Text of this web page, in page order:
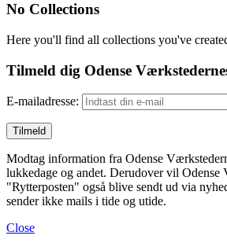
No Collections
Here you'll find all collections you've
Tilmeld dig Odense
E-mailadresse:
Modtag information fra Odense
lukkedage og andet. Derudover vil Odense
"Rytterposten" også blive sendt ud via
sender ikke mails i tide og utide.
Close